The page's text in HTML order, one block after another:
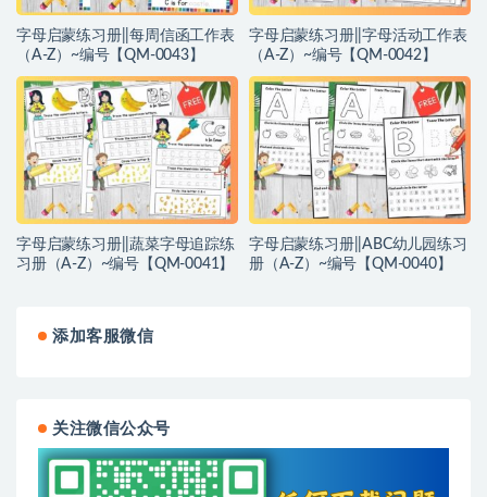
字母启蒙练习册||每周信函工作表
（A-Z）~编号【QM-0043】
字母启蒙练习册||字母活动工作表
（A-Z）~编号【QM-0042】
字母启蒙练习册||蔬菜字母追踪练
习册（A-Z）~编号【QM-0041】
字母启蒙练习册||ABC幼儿园练习
册（A-Z）~编号【QM-0040】
添加客服微信
关注微信公众号